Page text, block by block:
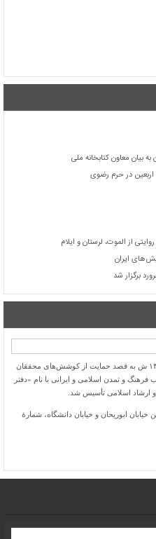
بیان معاون کتابخانه ملی
اربعین در حرم رضوی
از الموت، لرستان و ایلام
ایران
برگزار شد
مؤسسه پژوهشی میراث مكتوب در سال ۱۳۷۲ ش به قصد حمایت از كوشش‌های محققان
فرهنگ و تمدن اسلامی و ایرانی با نام «دفتر
ارشاد اسلامی تأسیس شد.
خیابان ابوریحان و خیابان دانشگاه، شمارۀ